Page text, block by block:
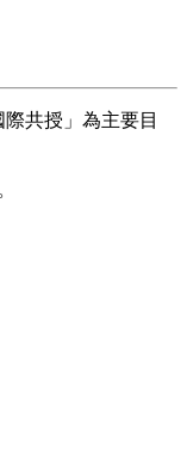
共授」為主要目